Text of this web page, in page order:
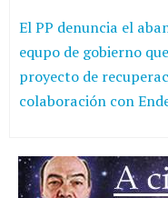
El PP denuncia el
equpo de gobierno
proyecto de
colaboración con